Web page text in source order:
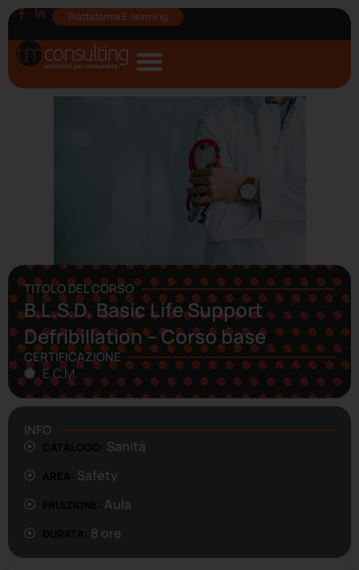
Piattaforma E-learning
TITOLO DEL CORSO
B.L.S.D. Basic Life Support
Defribillation – Corso base
CERTIFICAZIONE
E.C.M.
INFO
Sanità
Safety
Aula
8 ore